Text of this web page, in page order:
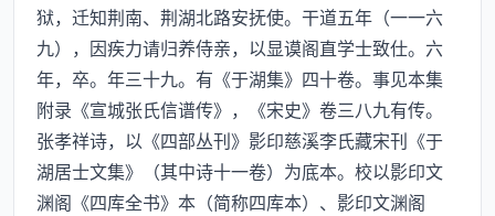
狱，迁知荆南、荆湖北路安抚使。干道五年（一一六
九），因疾力请归养侍亲，以显谟阁直学士致仕。六
年，卒。年三十九。有《于湖集》四十卷。事见本集
附录《宣城张氏信谱传》，《宋史》卷三八九有传。
张孝祥诗，以《四部丛刊》影印慈溪李氏藏宋刊《于
湖居士文集》（其中诗十一卷）为底本。校以影印文
渊阁《四库全书》本（简称四库本）、影印文渊阁